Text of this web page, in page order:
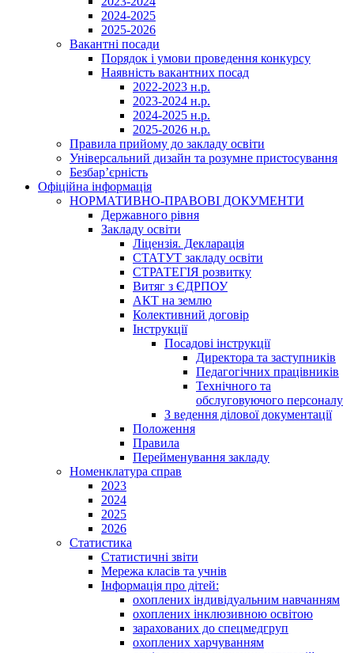
2024-2025
2025-2026
Вакантні посади
Порядок і умови проведення конкурсу
Наявність вакантних посад
2022-2023 н.р.
2023-2024 н.р.
2024-2025 н.р.
2025-2026 н.р.
Правила прийому до закладу освіти
Універсальний дизайн та розумне пристосування
Безбар’єрність
Офіційна інформація
НОРМАТИВНО-ПРАВОВІ ДОКУМЕНТИ
Державного рівня
Закладу освіти
Ліцензія. Декларація
СТАТУТ закладу освіти
СТРАТЕГІЯ розвитку
Витяг з ЄДРПОУ
АКТ на землю
Колективний договір
Інструкції
Посадові інструкції
Директора та заступників
Педагогічних працівників
Технічного та
обслуговуючого персоналу
З ведення ділової документації
Положення
Правила
Перейменування закладу
Номенклатура справ
2023
2024
2025
2026
Статистика
Статистичні звіти
Мережа класів та учнів
Інформація про дітей:
охоплених індивідуальним навчанням
охоплених інклюзивною освітою
зарахованих до спецмедгруп
охоплених харчуванням